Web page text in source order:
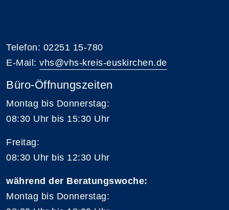
Telefon: 02251 15-780
E-Mail: vhs@vhs-kreis-euskirchen.de
Büro-Öffnungszeiten
Montag bis Donnerstag:
08:30 Uhr bis 15:30 Uhr
Freitag:
08:30 Uhr bis 12:30 Uhr
während der Beratungswoche:
Montag bis Donnerstag: